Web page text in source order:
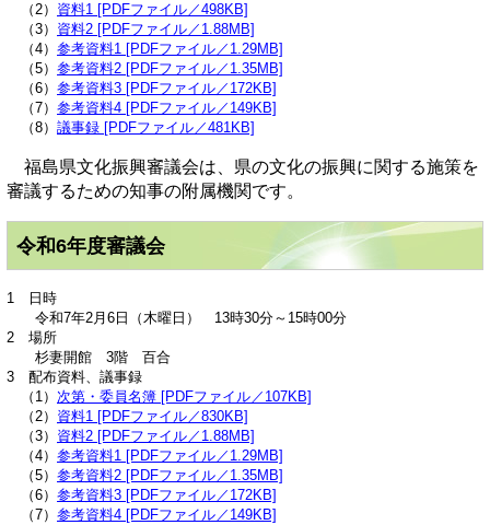
（2） 資料1 [PDFファイル／498KB]
（3） 資料2 [PDFファイル／1.88MB]
（4） 参考資料1 [PDFファイル／1.29MB]
（5） 参考資料2 [PDFファイル／1.35MB]
（6） 参考資料3 [PDFファイル／172KB]
（7） 参考資料4 [PDFファイル／149KB]
（8） 議事録 [PDFファイル／481KB]
福島県文化振興審議会は、県の文化の振興に関する施策を
審議するための知事の附属機関です。
令和6年度審議会
1 日時
令和7年2月6日（木曜日） 13時30分～15時00分
2 場所
杉妻開館 3階 百合
3 配布資料、議事録
（1） 次第・委員名簿 [PDFファイル／107KB]
（2） 資料1 [PDFファイル／830KB]
（3） 資料2 [PDFファイル／1.88MB]
（4） 参考資料1 [PDFファイル／1.29MB]
（5） 参考資料2 [PDFファイル／1.35MB]
（6） 参考資料3 [PDFファイル／172KB]
（7） 参考資料4 [PDFファイル／149KB]